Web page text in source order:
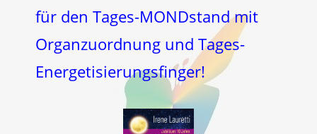
für den Tages-MONDstand mit
Organzuordnung und Tages-
Energetisierungsfinger!